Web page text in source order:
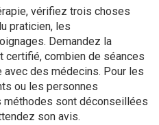
vérifiez trois choses
praticien, les
Demandez la
certifié, combien de séances
des médecins. Pour les
ou les personnes
méthodes sont déconseillées
son avis.